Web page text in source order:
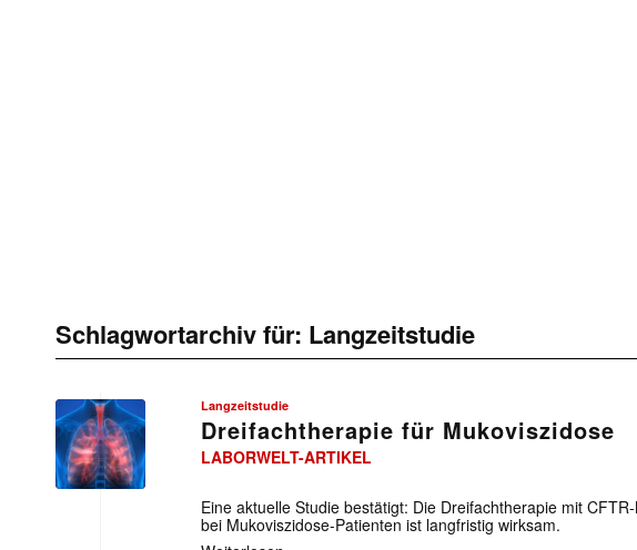
Schlagwortarchiv für: Langzeitstudie
Langzeitstudie
Dreifachtherapie für Mukoviszidose
LABORWELT-ARTIKEL
Eine aktuelle Studie bestätigt: Die Dreifachtherapie mit
bei Mukoviszidose-Patienten ist langfristig wirksam.